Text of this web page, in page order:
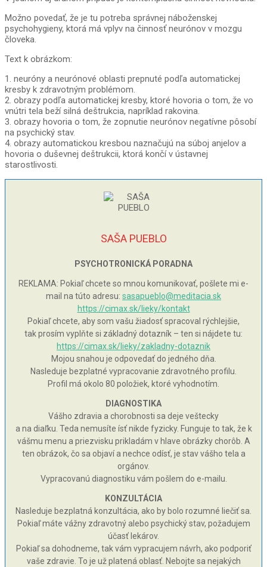
Možno povedať, že je tu potreba správnej náboženskej
psychohygieny, ktorá má vplyv na činnosť neurónov v mozgu
človeka.
Text k obrázkom:
1. neuróny a neurónové oblasti prepnuté podľa automatickej
kresby k zdravotným problémom.
2. obrazy podľa automatickej kresby, ktoré hovoria o tom, že vo
vnútri tela beží silná deštrukcia, napríklad rakovina.
3. obrazy hovoria o tom, že zopnutie neurónov negatívne pôsobí
na psychický stav.
4. obrazy automatickou kresbou naznačujú na súboj anjelov a
hovoria o duševnej deštrukcii, ktorá končí v ústavnej
starostlivosti.
SAŠA PUEBLO
PSYCHOTRONICKÁ PORADNA
REKLAMA: Pokiaľ chcete so mnou komunikovať, pošlete mi e-
mail na túto adresu: sasapueblo@meditacia.sk
https://cimax.sk/lieky/kontakt
Pokiaľ chcete, aby som vašu žiadosť spracoval rýchlejšie,
tak prosím vyplňte si základný dotazník – ten si nájdete tu:
https://cimax.sk/lieky/zakladny-dotaznik
Mojou snahou je odpovedať do jedného dňa.
Nasleduje bezplatné vypracovanie zdravotného profilu.
Profil má okolo 80 položiek, ktoré vyhodnotím.
DIAGNOSTIKA
Vášho zdravia a chorobnosti sa deje veštecky
a na diaľku. Teda nemusíte ísť nikde fyzicky. Funguje to tak, že k
vášmu menu a priezvisku prikladám v hlave obrázky chorôb. A
ten obrázok, čo sa objaví a nechce odísť, je stav vášho tela a
orgánov.
Vypracovanú diagnostiku vám pošlem do e-mailu.
KONZULTÁCIA
Nasleduje bezplatná konzultácia, ako by bolo rozumné liečiť sa.
Pokiaľ máte vážny zdravotný alebo psychický stav, požadujem
účasť lekárov.
Pokiaľ sa dohodneme, tak vám vypracujem návrh, ako podporiť
vaše zdravie. To je už platená oblasť. Nebojte sa nejakých